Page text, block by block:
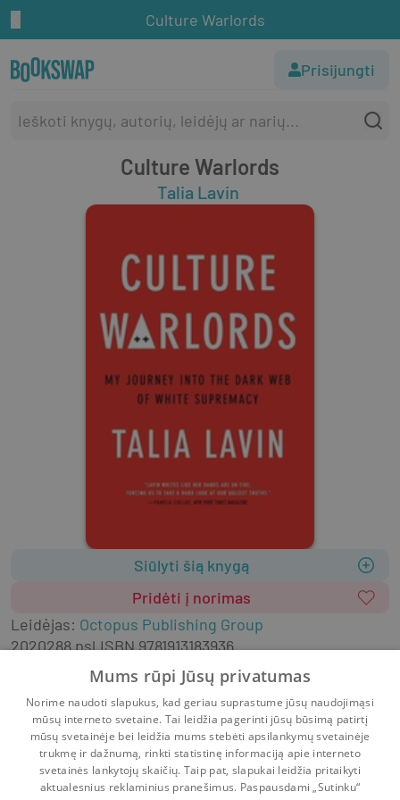
Culture Warlords
Prisijungti
Culture Warlords
Talia Lavin
Siūlyti šią knygą
Pridėti į norimas
Leidėjas: Octopus Publishing Group
2020288 psl.ISBN9781913183936
Kietas
Anglų k.
Humanitariniai, socialiniai mokslai
Literatūra užsienio kalbomis
Negrožinė literatūra
Sociologija ir antropologija
Mums rūpi Jūsų privatumas
Norime naudoti slapukus, kad geriau suprastume jūsų naudojimąsi
mūsų interneto svetaine. Tai leidžia pagerinti jūsų būsimą patirtį
mūsų svetainėje bei leidžia mums stebėti apsilankymų svetainėje
trukmę ir dažnumą, rinkti statistinę informaciją apie interneto
svetainės lankytojų skaičių. Taip pat, slapukai leidžia pritaikyti
aktualesnius reklaminius pranešimus. Paspausdami „Sutinku“